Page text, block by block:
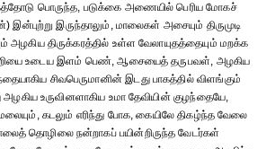
பொருந்த, படுக்கை அணையில் பெரிய மோகச்
இன்புற்று இருந்தாலும், மாலைகள் அசையும் திருமுடி
அழகிய திருக்கரத்தில் உள்ள வேலாயுதத்தையும் மறக்க
உடைய இளம் பெண், ஆசையைத் தருபவள், அழகிய
சிவபெருமானின் இடது பாகத்தில் விளங்கும்
உருவினளாகிய உமா தேவியின் குழந்தையே,
கடலும் எரிந்து போக, கையிலே திகழ்ந்த வேலை
தொழிலை நன்றாகப் பயின்றிருந்த வேடர்கள்